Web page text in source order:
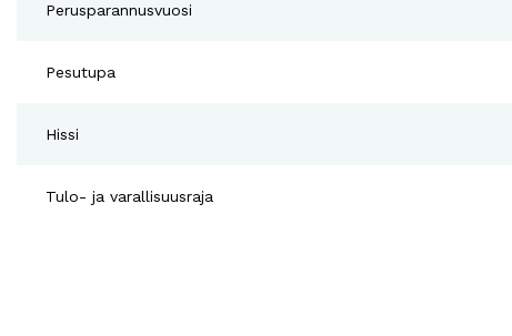
Perusparannusvuosi
Pesutupa
Hissi
Tulo- ja varallisuusraja